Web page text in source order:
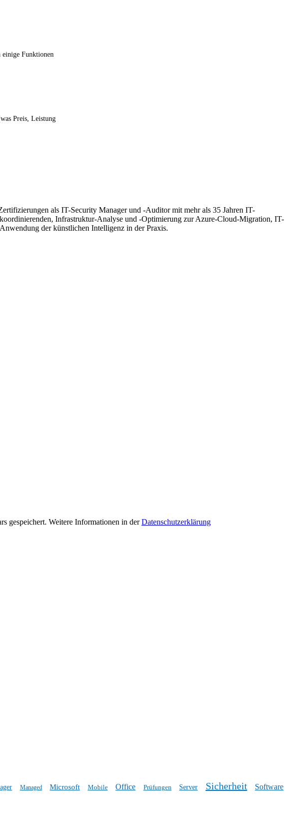
einige Funktionen
Preis, Leistung
als IT-Security Manager und -Auditor mit mehr als 35 Jahren IT-
Infrastruktur-Analyse und -Optimierung zur Azure-Cloud-Migration, IT-
der künstlichen Intelligenz in der Praxis.
gespeichert. Weitere Informationen in derDatenschutzerklärung
Managed Microsoft Mobile Office Prüfungen Server Sicherheit Software